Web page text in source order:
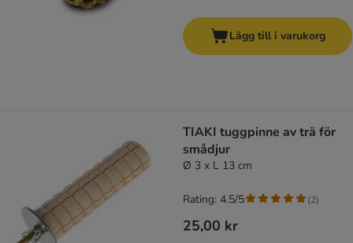
Lägg till i varukorg
TIAKI tuggpinne av trä för
smådjur
Ø 3 x L 13 cm
25,00 kr
Rating: 4.5/5 (2)